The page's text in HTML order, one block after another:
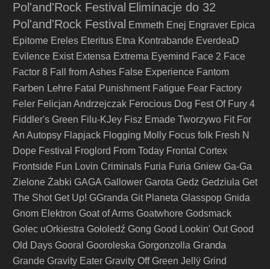
Pol'and'Rock Festival Eliminacje do 32
Pol'and'Rock Festival Emmeth Enej Engraver Epica
Epitome Ereles Eteritus Etna Kontrabande EverdeaD
Evilence Exist Extensa Extrema Eyemind Face 2 Face
Factor 8 Fall from Ashes False Experience Fantom
Farben Lehre Fatal Punishment Fatigue Fear Factory
Feler Felicjan Andrzejczak Ferocious Dog Fest Of Fury 4
Fiddler's Green Filu-KJey Fisz Emade Tworzywo Fit For
An Autopsy Flapjack Flogging Molly Focus folk Fresh N
Dope Festival
Froglord From Today Frontal Cortex
Frontside Fun Lovin Criminals Furia Furia Gniew Ga-Ga
Zielone Żabki GAGA Gallower Garota Gedz Gedziula Get
The Shot Get Up! GGranda Git Planeta Glasspop Gnida
Gnom Elektron Goat of Arms Goatwhore Godsmack
Golec uOrkiestra Gołoledź Gong Good Lookin' Out Good
Old Days Gooral Gooroleska Gorgonzolla Granda
Grande Gravity Eater Gravity Off Green Jellÿ Grind